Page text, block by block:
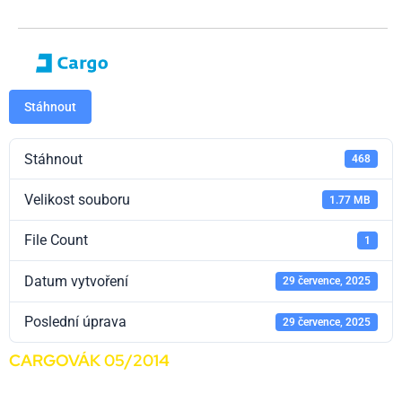
Stáhnout
Stáhnout 468
Velikost souboru 1.77 MB
File Count 1
Datum vytvoření 29 července, 2025
Poslední úprava 29 července, 2025
CARGOVÁK 05/2014